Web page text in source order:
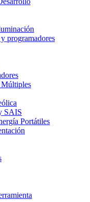
programadores
Múltiples
SAIS
Portátiles